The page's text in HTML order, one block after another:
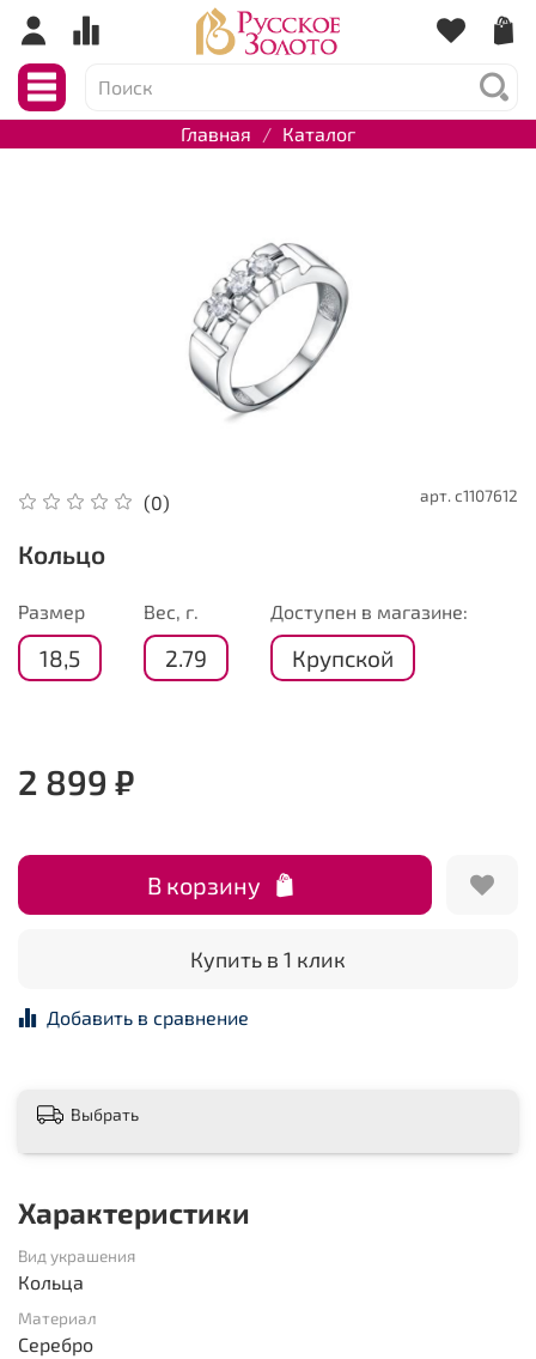
Главная Каталог
(0) арт. с1107612
Кольцо
Размер
18,5
Вес, г.
2.79
Доступен в магазине:
Крупской
2 899 ₽
В корзину
Купить в 1 клик
Добавить в сравнение
Выбрать
Характеристики
Вид украшения
Кольца
Материал
Серебро